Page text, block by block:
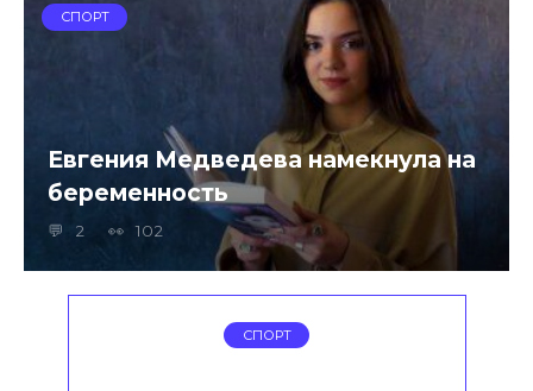
СПОРТ
Евгения Медведева намекнула на
беременность
2 102
СПОРТ